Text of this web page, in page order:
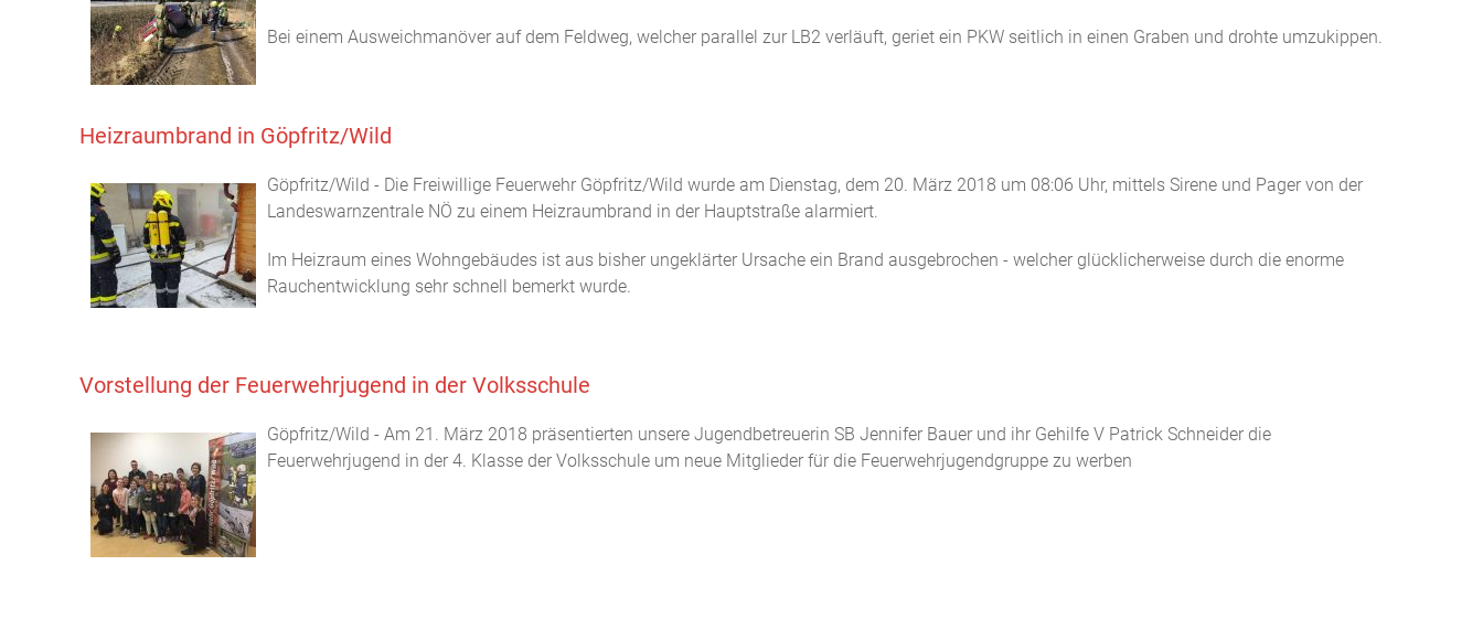
Bei einem Ausweichmanöver auf dem Feldweg, welcher parallel zur LB2 verläuft, geriet ein PKW seitlich in einen Graben und drohte umzukippen.
Heizraumbrand in Göpfritz/Wild
Göpfritz/Wild - Die Freiwillige Feuerwehr Göpfritz/Wild wurde am Dienstag, dem 20. März 2018 um 08:06 Uhr, mittels Sirene und Pager von der
Landeswarnzentrale NÖ zu einem Heizraumbrand in der Hauptstraße alarmiert.
Im Heizraum eines Wohngebäudes ist aus bisher ungeklärter Ursache ein Brand ausgebrochen - welcher glücklicherweise durch die enorme
Rauchentwicklung sehr schnell bemerkt wurde.
Vorstellung der Feuerwehrjugend in der Volksschule
Göpfritz/Wild - Am 21. März 2018 präsentierten unsere Jugendbetreuerin SB Jennifer Bauer und ihr Gehilfe V Patrick Schneider die
Feuerwehrjugend in der 4. Klasse der Volksschule um neue Mitglieder für die Feuerwehrjugendgruppe zu werben